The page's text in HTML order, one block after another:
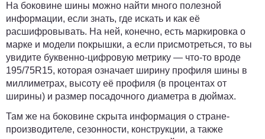
На боковине шины можно найти много полезной
информации, если знать, где искать и как её
расшифровывать. На ней, конечно, есть маркировка о
марке и модели покрышки, а если присмотреться, то вы
увидите буквенно-цифровую метрику — что-то вроде
195/75R15, которая означает ширину профиля шины в
миллиметрах, высоту её профиля (в процентах от
ширины) и размер посадочного диаметра в дюймах.
Там же на боковине скрыта информация о стране-
производителе, сезонности, конструкции, а также